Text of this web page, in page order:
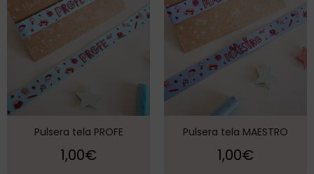
Pulsera tela PROFE
1,00€
Pulsera tela MAESTRO
1,00€